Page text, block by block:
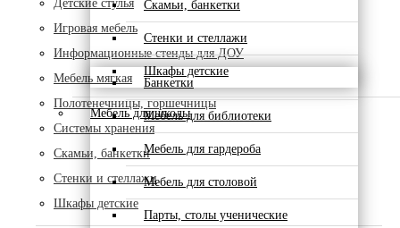
Скамьи, банкетки
Стенки и стеллажи
Шкафы детские
Мебель для школы
Банкетки
Мебель для библиотеки
Мебель для гардероба
Мебель для столовой
Парты, столы ученические
Детские стулья
Игровая мебель
Информационные стенды для ДОУ
Мебель мягкая
Полотенечницы, горшечницы
Системы хранения
Скамьи, банкетки
Стенки и стеллажи
Шкафы детские